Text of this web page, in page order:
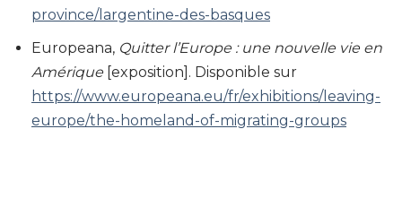
province/largentine-des-basques
Europeana, Quitter l’Europe : une nouvelle vie en
Amérique [exposition]. Disponible sur
https://www.europeana.eu/fr/exhibitions/leaving-
europe/the-homeland-of-migrating-groups